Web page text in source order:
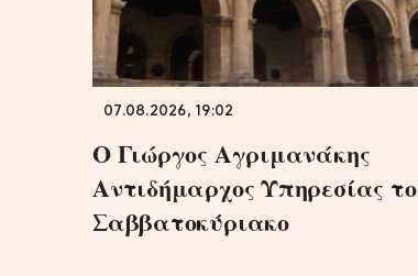
07.08.2026, 19:02
Ο Γιώργος Αγριμανάκης
Αντιδήμαρχος Υπηρεσίας το
Σαββατοκύριακο